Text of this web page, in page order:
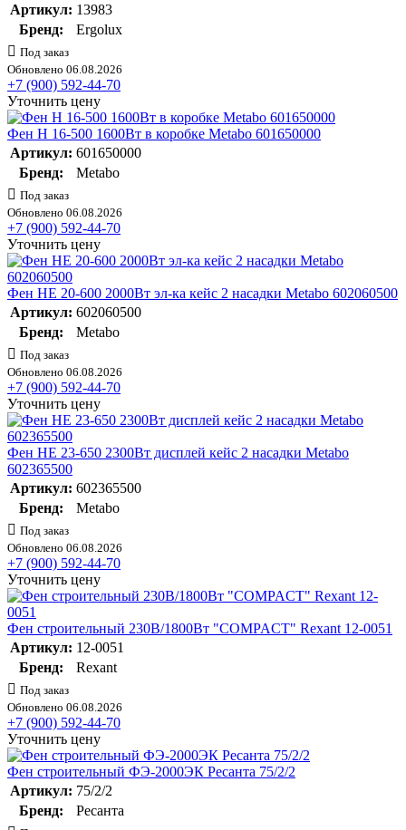
Артикул: 13983
Бренд:
Ergolux
Под заказ
Обновлено 06.08.2026
+7 (900) 592-44-70
Уточнить цену
Фен H 16-500 1600Вт в коробке Metabo 601650000
Артикул: 601650000
Бренд:
Metabo
Под заказ
Обновлено 06.08.2026
+7 (900) 592-44-70
Уточнить цену
Фен HE 20-600 2000Вт эл-ка кейс 2 насадки Metabo 602060500
Артикул: 602060500
Бренд:
Metabo
Под заказ
Обновлено 06.08.2026
+7 (900) 592-44-70
Уточнить цену
Фен HE 23-650 2300Вт дисплей кейс 2 насадки Metabo
602365500
Артикул: 602365500
Бренд:
Metabo
Под заказ
Обновлено 06.08.2026
+7 (900) 592-44-70
Уточнить цену
Фен строительный 230В/1800Вт "COMPACT" Rexant 12-0051
Артикул: 12-0051
Бренд:
Rexant
Под заказ
Обновлено 06.08.2026
+7 (900) 592-44-70
Уточнить цену
Фен строительный ФЭ-2000ЭК Ресанта 75/2/2
Артикул: 75/2/2
Бренд:
Ресанта